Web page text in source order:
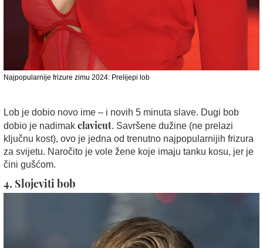
Najpopularnije frizure zimu 2024: Prelijepi lob
Lob je dobio novo ime – i novih 5 minuta slave. Dugi bob
dobio je nadimak clavicut. Savršene dužine (ne prelazi
ključnu kost), ovo je jedna od trenutno najpopularnijih frizura
za svijetu. Naročito je vole žene koje imaju tanku kosu, jer je
čini gušćom.
4. Slojeviti bob